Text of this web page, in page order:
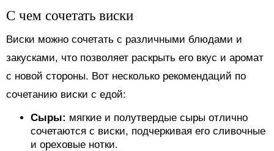
С чем сочетать виски
Виски можно сочетать с различными блюдами и
закусками, что позволяет раскрыть его вкус и аромат
с новой стороны. Вот несколько рекомендаций по
сочетанию виски с едой:
Сыры: мягкие и полутвердые сыры отлично
сочетаются с виски, подчеркивая его сливочные
и ореховые нотки.